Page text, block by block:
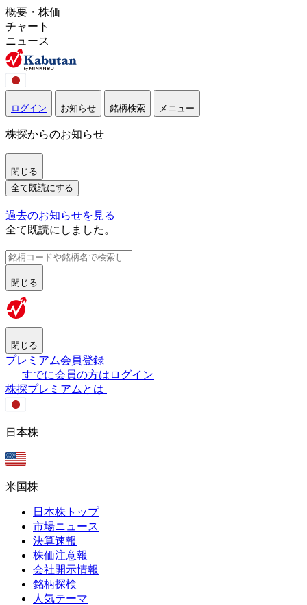
概要・株価
チャート
ニュース
ログイン お知らせ 銘柄検索 メニュー
株探からのお知らせ
閉じる
全て既読にする
過去のお知らせを見る
全て既読にしました。
閉じる
閉じる
プレミアム会員登録
すでに会員の方はログイン
株探プレミアムとは
日本株
米国株
日本株トップ
市場ニュース
決算速報
株価注意報
会社開示情報
銘柄探検
人気テーマ